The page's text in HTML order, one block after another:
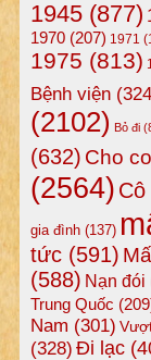
1945(877)
1970(207) 1971
1975 (813)
Bệnh viện
(2102) Bỏ đi
(632) Cho
(2564) Cô
gia đình(137)
tức(591)
(588) Nạn đói
Trung Quốc
Nam (301)
(328) Đi lạc